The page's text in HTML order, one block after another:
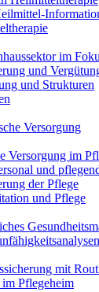
im
und
und Strukturen
Versorgung
Versorgung im
und
der Pflege
und Pflege
mit
Pflegeheim